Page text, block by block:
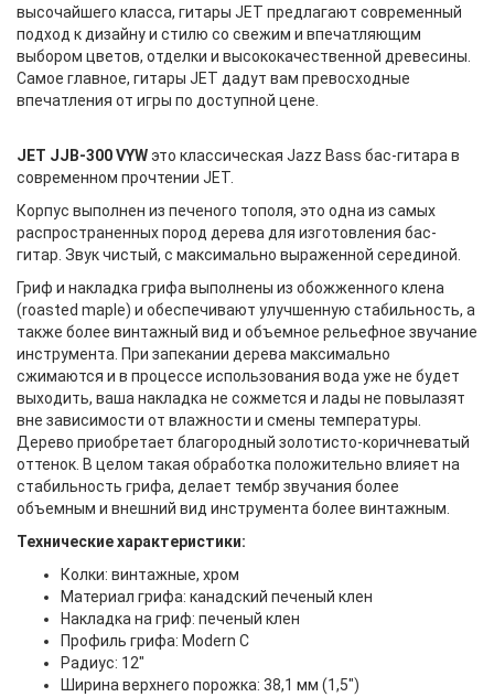
высочайшего класса, гитары JET предлагают современный
подход к дизайну и стилю со свежим и впечатляющим
выбором цветов, отделки и высококачественной древесины.
Самое главное, гитары JET дадут вам превосходные
впечатления от игры по доступной цене.
JET JJB-300 VYWэто классическая Jazz Bass бас-гитара в
современном прочтении JET.
Корпус выполнен из печеного тополя, это одна из самых
распространенных пород дерева для изготовления бас-
гитар. Звук чистый, с максимально выраженной серединой.
Гриф и накладка грифа выполнены из обожженного клена
(roasted maple) и обеспечивают улучшенную стабильность, а
также более винтажный вид и объемное рельефное звучание
инструмента. При запекании дерева максимально
сжимаются и в процессе использования вода уже не будет
выходить, ваша накладка не сожмется и лады не повылазят
вне зависимости от влажности и смены температуры.
Дерево приобретает благородный золотисто-коричневатый
оттенок. В целом такая обработка положительно влияет на
стабильность грифа, делает тембр звучания более
объемным и внешний вид инструмента более винтажным.
Технические характеристики:
Колки: винтажные, хром
Материал грифа: канадский печеный клен
Накладка на гриф: печеный клен
Профиль грифа: Modern C
Радиус: 12"
Ширина верхнего порожка: 38,1 мм (1,5")